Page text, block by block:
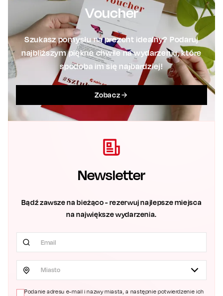
Voucher
Szukasz pomysłu na prezent idealny? Podaruj
najbliższym piękne chwile na wydarzeniu, które
spodoba im się najbardziej!
Zobacz
Newsletter
Bądź zawsze na bieżąco - rezerwuj najlepsze miejsca
na największe wydarzenia.
Miasto
Podanie adresu e-mail i nazwy miasta, a następnie potwierdzenie ich